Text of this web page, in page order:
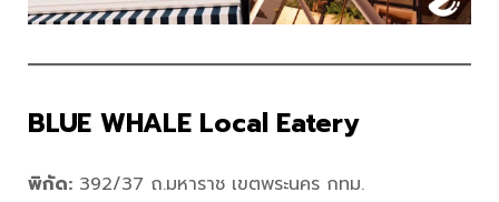
BLUE WHALE Local Eatery
พิกัด: 392/37 ถ.มหาราช เขตพระนคร กทม.